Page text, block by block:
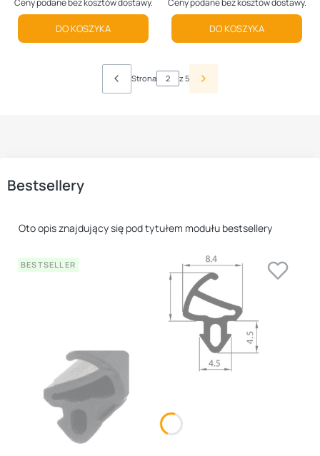
DO KOSZYKA DO KOSZYKA
Strona z 5
Bestsellery
Oto opis znajdujący się pod tytułem modułu bestsellery
BESTSELLER